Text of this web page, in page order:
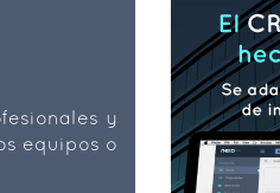
y
equipos o